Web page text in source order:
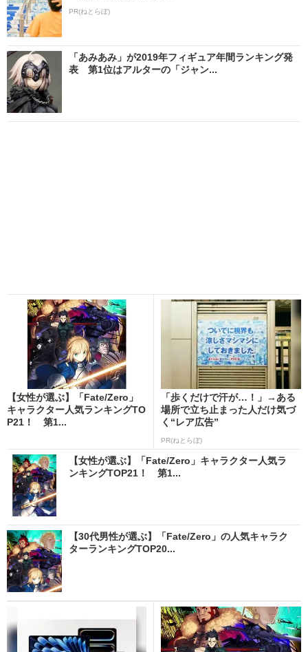
PR(ねとらぼ)
「あみあみ」が2019年フィギュア年間ランキング発
表 第1位はアルターの「ジャン...
【女性が選ぶ】「Fate/Zero」
キャラクター人気ランキングTO
P21！ 第1...
「歩くだけで汗が…！」→ある
場所で立ち止まった人だけ気づ
く“レア広告”
PR(ねとらぼ)
【女性が選ぶ】「Fate/Zero」キャラクター人気ラ
ンキングTOP21！ 第1...
【30代男性が選ぶ】「Fate/Zero」の人気キャラク
ターランキングTOP20...